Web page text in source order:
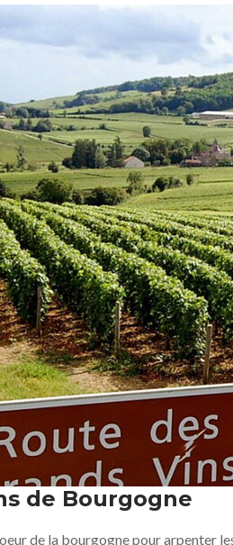
de Bourgogne
de la bourgogne pour arpenter